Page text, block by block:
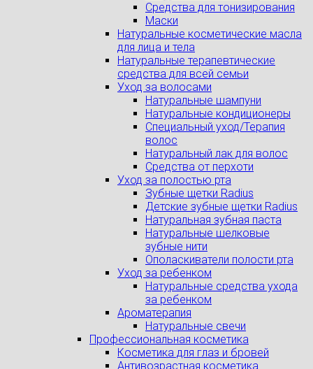
Средства для тонизирования
Маски
Натуральные косметические масла
для лица и тела
Натуральные терапевтические
средства для всей семьи
Уход за волосами
Натуральные шампуни
Натуральные кондиционеры
Специальный уход/Терапия
волос
Натуральный лак для волос
Средства от перхоти
Уход за полостью рта
Зубные щетки Radius
Детские зубные щетки Radius
Натуральная зубная паста
Натуральные шелковые
зубные нити
Ополаскиватели полости рта
Уход за ребенком
Натуральные средства ухода
за ребенком
Ароматерапия
Натуральные свечи
Профессиональная косметика
Косметика для глаз и бровей
Антивозрастная косметика